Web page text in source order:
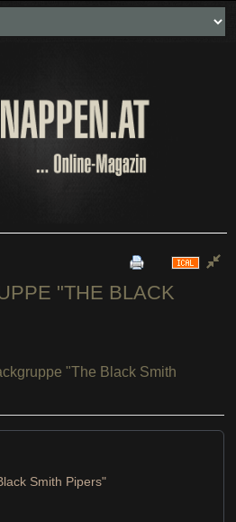
Beiträge
& Projekte
"THE BLACK
"The Black Smith
Smith Pipers"